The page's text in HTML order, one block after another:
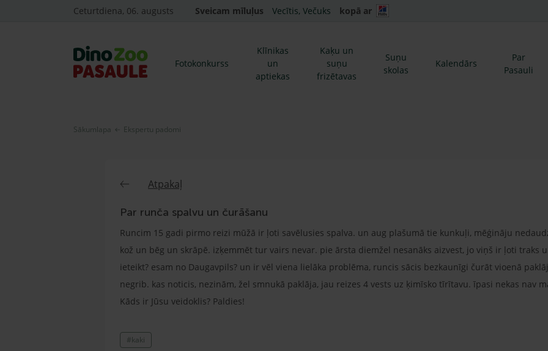
Ceturtdiena, 06. augusts Sveicam mīluļus Vecītis, Večuks kopā ar
Fotokonkurss
Klīnikas
un
aptiekas
Kaķu un
suņu
frizētavas
Suņu
skolas
Kalendārs
Par
Pasauli
Sākumlapa Ekspertu padomi
Atpakaļ
Par runča spalvu un čurāšanu
Runcim 15 gadi pirmo reizi mūžā ir ļoti savēlusies spalva. un aug plašumā tie kunkuļi, mēģināju
kož un bēg un skrāpē. izķemmēt tur vairs nevar. pie ārsta diemžel nesanāks aizvest, jo viņš ir ļoti traks
ieteikt? esam no Daugavpils? un ir vēl viena lielāka problēma, runcis sācis bezkaunīgi čurāt vioenā
negrib. kas noticis, nezinām, žel smnukā paklāja, jau reizes 4 vests uz ķimīsko tīrītavu. īpasi nekas nav
Kāds ir Jūsu veidoklis? Paldies!
#kaki